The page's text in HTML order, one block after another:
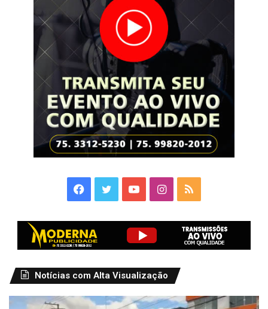
Facebook
TwitterYouTubeInstagram
RSS
Notícias com Alta Visualização